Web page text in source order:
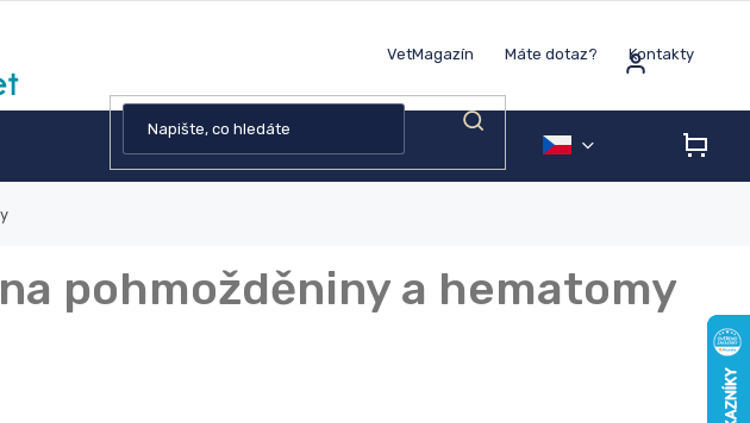
VetMagazín
Máte dotaz? Kontakty
pohmožděniny a hematomy